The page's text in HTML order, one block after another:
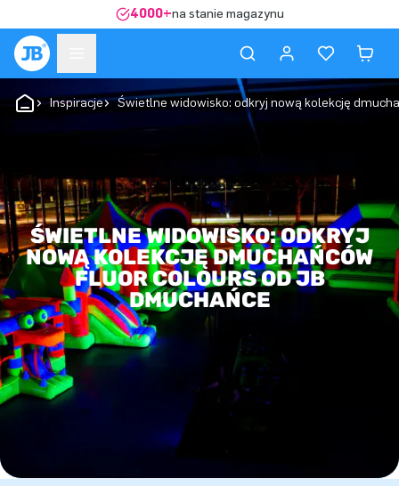
4000+na stanie magazynu
Inspiracje Świetlne widowisko: odkryj nową kolekcję
ŚWIETLNE WIDOWISKO: ODKRYJ
NOWĄ KOLEKCJĘ DMUCHAŃCÓW
FLUOR COLOURS OD JB
DMUCHAŃCE